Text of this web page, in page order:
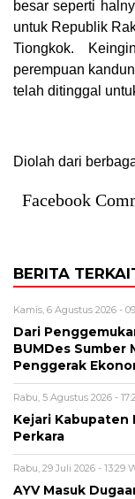
besar seperti
untuk Republik
Tiongkok.
perempuan
telah ditinggal
Diolah dari
Facebook
BERITA
Kamis, 6 Agustus 2026 -
Dari
BUMDes Sumber
Penggerak
Rabu, 5 Agustus 2026 -
Kejari Kabupaten
Perkara
Rabu, 29 Juli 2026 - 13:29
AYV Masuk